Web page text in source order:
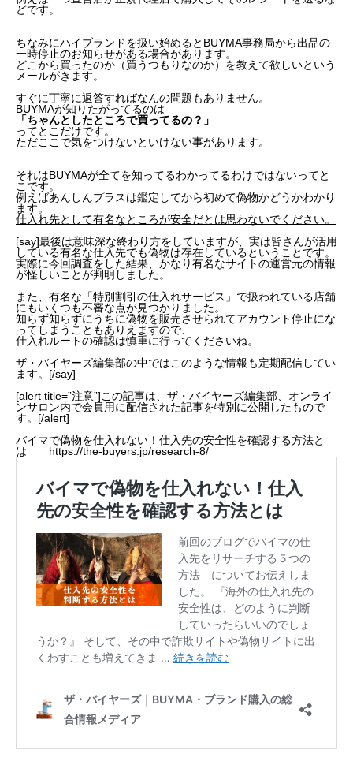
どです。
ちなみにハイブランドを扱い始めるとBUYMA事務局から出品の
一時停止のお知らせがある場合があります。
どこから買ったのか（買うつもりなのか）を教えて欲しいという
メールがきます。
すぐに丁寧に返答すればなんの問題もありません。
BUYMAが知りたがってるのは
「ちゃんとしたところで買ってるの？」
ってとこだけです。
ただここで気をつけないといけない事があります。
それはBUYMAが全てを知ってるわかってるわけではないってと
こです。
例えばあんしんプラスは鑑定してから初めて偽物かどうかわかり
ます。
仕入れ先として有名なところが安全だとは思わないでください。
[say]最後は意味深な終わり方をしていますが、実は皆さんが活用
している有名な仕入先でも偽物は存在しているということです。
実際に今回調査をした結果、かなり有名なサイトの運営元の情報
が怪しいことが判明しました。
また、有名な「特別割引の仕入れサービス」で扱われている店舗
にもいくつも不審な点が見つかりました。
知らず知らずにうちに偽物を販売させられてアカウント停止にな
ってしまうこともありえますので、
仕入れルートの確認は慎重に行ってくださいね。
ザ・バイヤーズ編集部の中ではこのような情報も定期配信してい
ます。[/say]
[alert title=”注意”]この記事は、ザ・バイヤーズ編集部、オンライ
ンサロン内で会員用に配信された記事を特別に公開したもので
す。[/alert]
バイマで偽物を仕入れない！仕入先の安全性を確認する方法と
は https://the-buyers.jp/research-8/